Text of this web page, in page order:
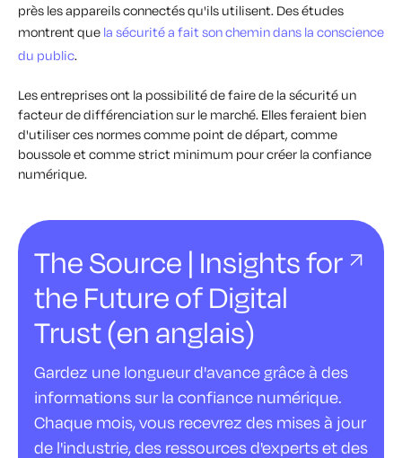
près les appareils connectés qu'ils utilisent. Des études
montrent que la sécurité a fait son chemin dans la conscience
du public.
Les entreprises ont la possibilité de faire de la sécurité un
facteur de différenciation sur le marché. Elles feraient bien
d'utiliser ces normes comme point de départ, comme
boussole et comme strict minimum pour créer la confiance
numérique.
The Source | Insights for
the Future of Digital
Trust (en anglais)
Gardez une longueur d'avance grâce à des
informations sur la confiance numérique.
Chaque mois, vous recevrez des mises à jour
de l'industrie, des ressources d'experts et des